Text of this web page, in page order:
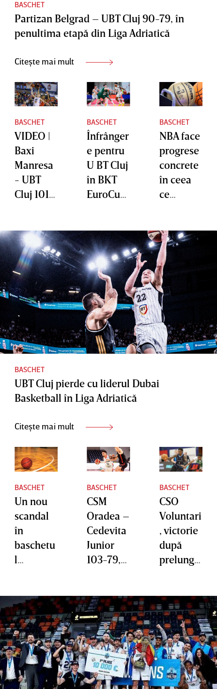
BASCHET
Partizan Belgrad – UBT Cluj 90-79, în
penultima etapă din Liga Adriatică
Citește mai mult
BASCHET
VIDEO |
Baxi
Manresa
- UBT
Cluj 101-
secunde
au fost
dramatic
e în
Catalunia
BASCHET
Înfrânger
e pentru
U BT Cluj
în BKT
EuroCup,
antrenor
ului
Mihai
Silvăşan
BASCHET
NBA face
progrese
concrete
în ceea
ce
său de
ligă
european
ă
BASCHET
UBT Cluj pierde cu liderul Dubai
Basketball în Liga Adriatică
Citește mai mult
BASCHET
Un nou
scandal
în
baschetu
l
Milioane
de dolari
şi
meciuri
aranjate
BASCHET
CSM
Oradea –
Cedevita
Junior
103-79,
FIBA
Europe
Cup
BASCHET
CSO
Voluntari
, victorie
după
prelungir
lexela, în
Europea
n North
Basketba
ll League